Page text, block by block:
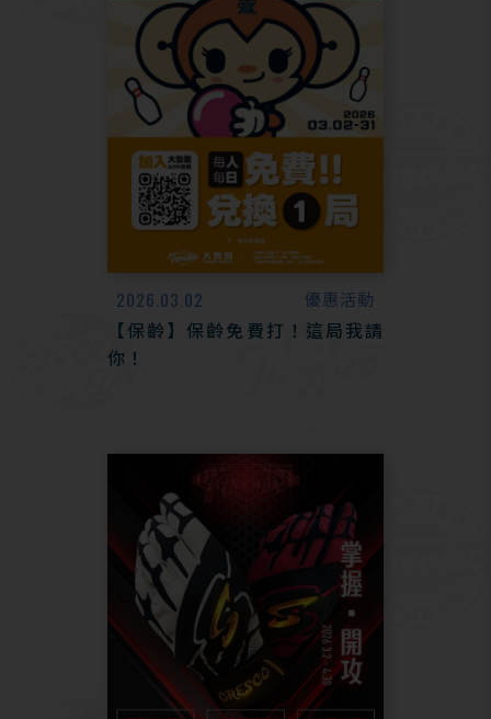
2026.03.02 優惠活動
【保齡】保齡免費打！這局我請
你！